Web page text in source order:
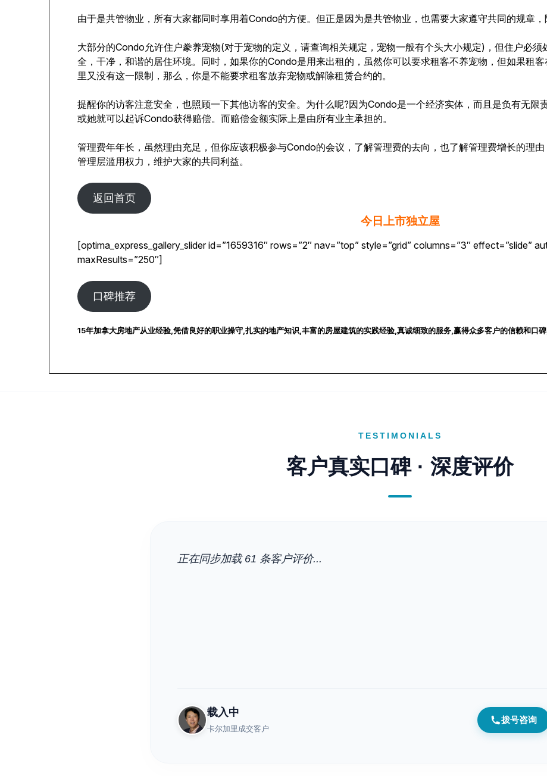
由于是共管物业，所有大家都同时享用着Condo的方便。但正是因为是共管物业，也需要大家遵守共同的规章，
大部分的Condo允许住户豢养宠物(对于宠物的定义，请查询相关规定，宠物一般有个头大小规定)，但住户必须
全，干净，和谐的居住环境。同时，如果你的Condo是用来出租的，虽然你可以要求租客不养宠物，但如果租
里又没有这一限制，那么，你是不能要求租客放弃宠物或解除租赁合约的。
提醒你的访客注意安全，也照顾一下其他访客的安全。为什么呢?因为Condo是一个经济实体，而且是负有无限
或她就可以起诉Condo获得赔偿。而赔偿金额实际上是由所有业主承担的。
管理费年年长，虽然理由充足，但你应该积极参与Condo的会议，了解管理费的去向，也了解管理费增长的理
管理层滥用权力，维护大家的共同利益。
返回首页
今日上市独立屋
[optima_express_gallery_slider id=”1659316″ rows=”2″ nav=”top” style=”grid” columns=”3″ effect=”slide”
maxResults=”250″]
口碑推荐
15年加拿大房地产从业经验,凭借良好的职业操守,扎实的地产知识,丰富的房屋建筑的实践经验,真诚细致的服务,赢得众多客户的信赖和
TESTIMONIALS
客户真实口碑 · 深度评价
正在同步加载 61 条客户评价...
载入中
卡尔加里成交客户
拨号咨询